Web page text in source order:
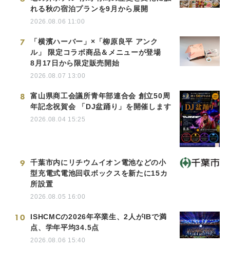
れる秋の宿泊プランを9月から展開
2026.08.06 11:00
7
「横濱ハーバー」×「柳原良平 アンク
ル」 限定コラボ商品＆メニューが登場
8月17日から限定販売開始
2026.08.07 13:00
8
富山県商工会議所青年部連合会 創立50周
年記念祝賀会 「DJ盆踊り」を開催します
2026.08.04 15:25
9
千葉市内にリチウムイオン電池などの小
型充電式電池回収ボックスを新たに15カ
所設置
2026.08.05 16:00
10
ISHCMCの2026年卒業生、2人がIBで満
点、学年平均34.5点
2026.08.06 15:40